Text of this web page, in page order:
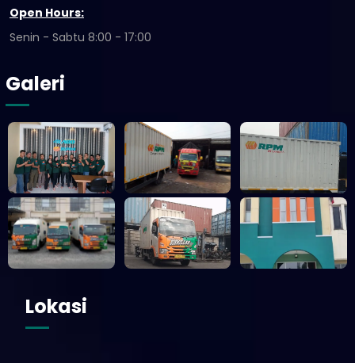
Open Hours:
Senin - Sabtu 8:00 - 17:00
Galeri
Lokasi